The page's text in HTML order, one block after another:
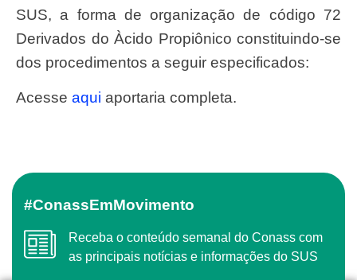
SUS, a forma de organização de código 72
Derivados do Àcido Propiônico constituindo-se
dos procedimentos a seguir especificados:
Acesse aqui aportaria completa.
#ConassEmMovimento
Receba o conteúdo semanal do Conass com
as principais notícias e informações do SUS